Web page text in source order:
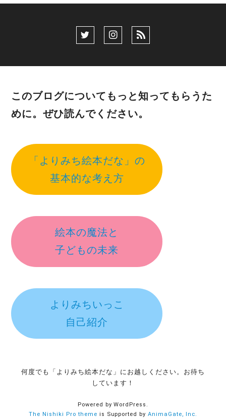
このブログについてもっと知ってもらうた
めに。ぜひ読んでください。
「よりみち絵本だな」の
基本的な考え方
絵本の魔法と
子どもの未来
よりみちいっこ
自己紹介
何度でも「よりみち絵本だな」にお越しください。お待ち
しています！
Powered by WordPress.
The Nishiki Pro theme is Supported byAnimaGate, Inc.